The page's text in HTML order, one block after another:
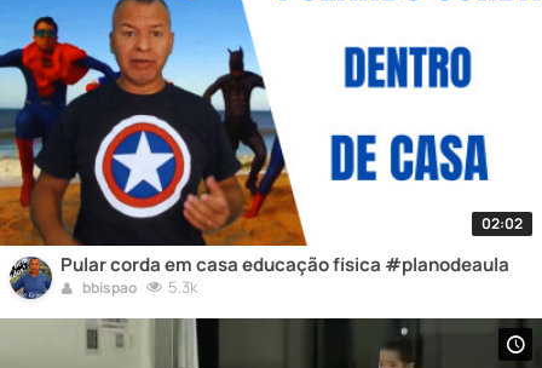
02:02
Pular corda em casa educação física #planodeaula
bbispao 5.3k